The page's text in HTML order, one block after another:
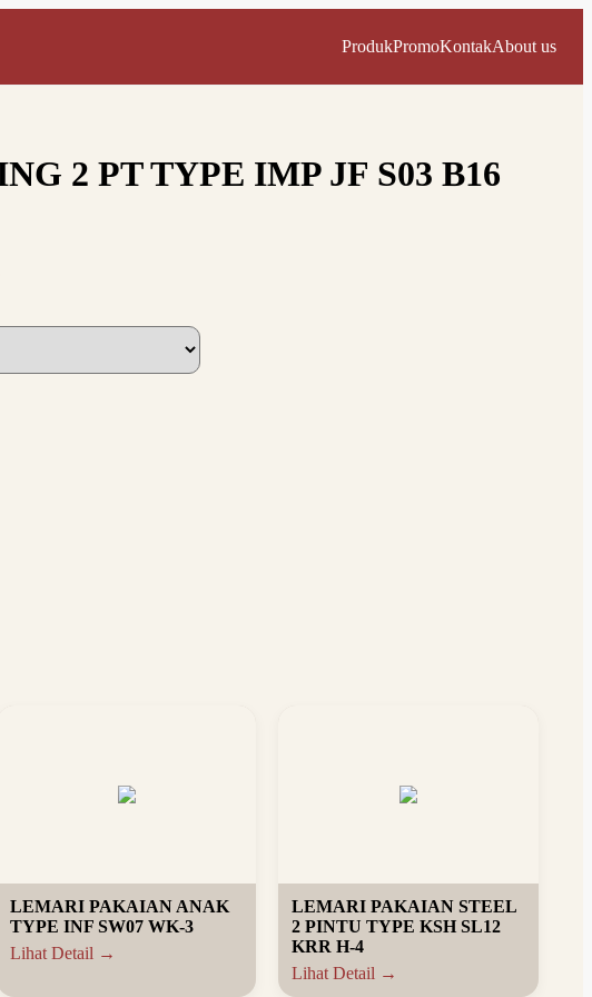
ProdukPromoKontakAbout us
2 PT TYPE IMP JF S03 B16
LEMARI PAKAIAN ANAK
TYPE INF SW07 WK-3
Lihat Detail →
LEMARI PAKAIAN STEEL
2 PINTU TYPE KSH SL12
KRR H-4
Lihat Detail →